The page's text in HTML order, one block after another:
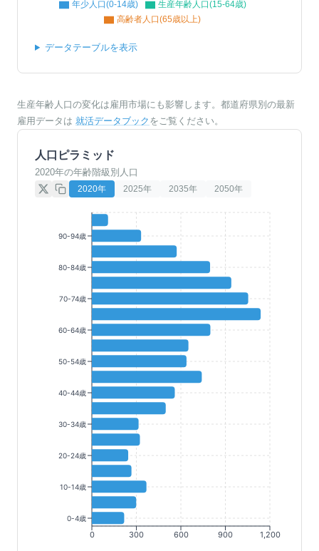
年少人口(0-14歳)
生産年齢人口(15-64歳)
高齢者人口(65歳以上)
データテーブルを表示
生産年齢人口の変化は雇用市場にも影響します。都道府県別の最新
雇用データは 就活データブック をご覧ください。
人口ピラミッド
2020年の年齢階級別人口
2020年 2025年 2035年 2050年
0 300 600 900 1,200
90-94歳
80-84歳
70-74歳
60-64歳
50-54歳
40-44歳
30-34歳
20-24歳
10-14歳
0-4歳